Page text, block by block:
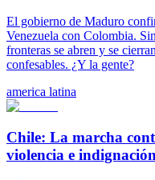
El gobierno de Maduro
Venezuela con Colombia.
fronteras se abren y se
confesables. ¿Y la gente?
america latina
Chile: La marcha
violencia e indignación